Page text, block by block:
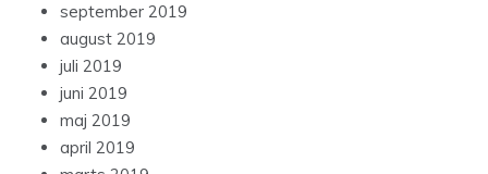
september 2019
august 2019
juli 2019
juni 2019
maj 2019
april 2019